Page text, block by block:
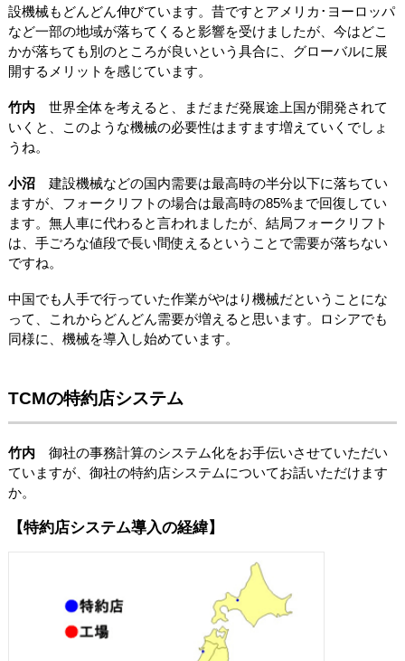
設機械もどんどん伸びています。昔ですとアメリカ･ヨーロッパ
など一部の地域が落ちてくると影響を受けましたが、今はどこ
かが落ちても別のところが良いという具合に、グローバルに展
開するメリットを感じています。
竹内世界全体を考えると、まだまだ発展途上国が開発されて
いくと、このような機械の必要性はますます増えていくでしょ
うね。
小沼建設機械などの国内需要は最高時の半分以下に落ちてい
ますが、フォークリフトの場合は最高時の85%まで回復してい
ます。無人車に代わると言われましたが、結局フォークリフト
は、手ごろな値段で長い間使えるということで需要が落ちない
ですね。
中国でも人手で行っていた作業がやはり機械だということにな
って、これからどんどん需要が増えると思います。ロシアでも
同様に、機械を導入し始めています。
TCMの特約店システム
竹内御社の事務計算のシステム化をお手伝いさせていただい
ていますが、御社の特約店システムについてお話いただけます
か。
【特約店システム導入の経緯】